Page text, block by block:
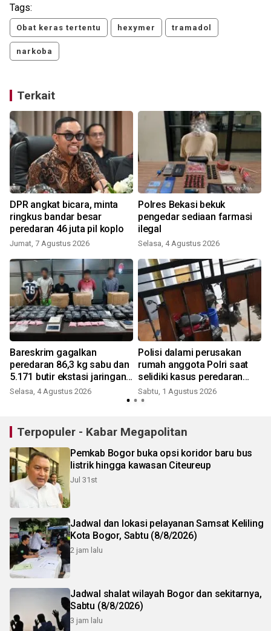
Tags:
Obat keras tertentu hexymer tramadol
narkoba
Terkait
DPR angkat bicara, minta
ringkus bandar besar
peredaran 46 juta pil koplo
Jumat, 7 Agustus 2026
Polres Bekasi bekuk
pengedar sediaan farmasi
ilegal
Selasa, 4 Agustus 2026
Bareskrim gagalkan
peredaran 86,3 kg sabu dan
5.171 butir ekstasi jaringan
Riau-Sumsel
Selasa, 4 Agustus 2026
Polisi dalami perusakan
rumah anggota Polri saat
selidiki kasus peredaran
OKT
Sabtu, 1 Agustus 2026
Terpopuler - Kabar Megapolitan
Pemkab Bogor buka opsi koridor baru bus
listrik hingga kawasan Citeureup
Jul 31st
Jadwal dan lokasi pelayanan Samsat Keliling
Kota Bogor, Sabtu (8/8/2026)
2 jam lalu
Jadwal shalat wilayah Bogor dan sekitarnya,
Sabtu (8/8/2026)
3 jam lalu